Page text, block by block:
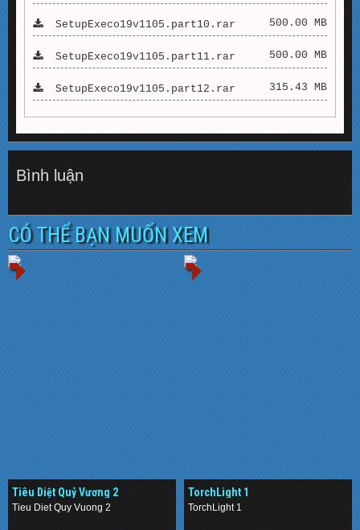
SetupExeco19v1105.part10.rar 500.00 MB
SetupExeco19v1105.part11.rar 500.00 MB
SetupExeco19v1105.part12.rar 315.43 MB
Bình luận
CÓ THỂ BẠN MUỐN XEM
Tiêu Diệt Quỷ Vương 2
Tieu Diet Quy Vuong 2
TorchLight 1
TorchLight 1